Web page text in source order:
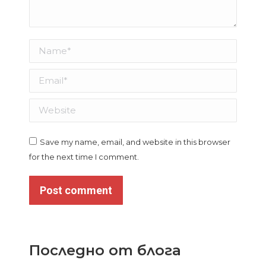
Name *
Email *
Website
Save my name, email, and website in this browser
for the next time I comment.
Post comment
Последно от блога